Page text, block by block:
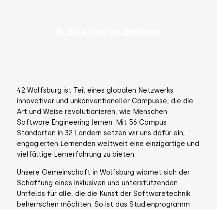
42 Wolfsburg ist Teil eines globalen Netzwerks
innovativer und unkonventioneller Campusse, die die
Art und Weise revolutionieren, wie Menschen
Software Engineering lernen. Mit 56 Campus
Standorten in 32 Ländern setzen wir uns dafür ein,
engagierten Lernenden weltweit eine einzigartige und
vielfältige Lernerfahrung zu bieten.
Unsere Gemeinschaft in Wolfsburg widmet sich der
Schaffung eines inklusiven und unterstützenden
Umfelds für alle, die die Kunst der Softwaretechnik
beherrschen möchten. So ist das Studienprogramm